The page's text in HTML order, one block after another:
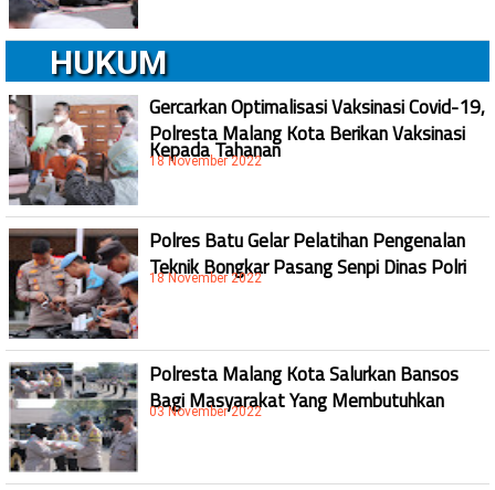
HUKUM
Gercarkan Optimalisasi Vaksinasi Covid-19,
Polresta Malang Kota Berikan Vaksinasi
Kepada Tahanan
18 November 2022
Polres Batu Gelar Pelatihan Pengenalan
Teknik Bongkar Pasang Senpi Dinas Polri
18 November 2022
Polresta Malang Kota Salurkan Bansos
Bagi Masyarakat Yang Membutuhkan
03 November 2022